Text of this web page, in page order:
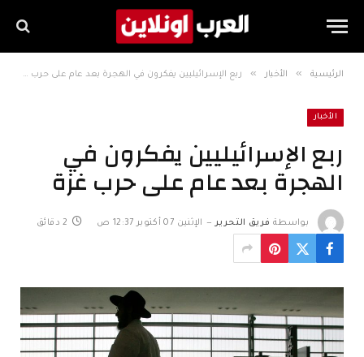
الرئيسية » الأخبار » ربع الإسرائيليين يفكرون في الهجرة بعد عام على حرب غزة
الأخبار
ربع الإسرائيليين يفكرون في
الهجرة بعد عام على حرب غزة
بواسطة فريق التحرير الإثنين 07 أكتوبر 12:37 ص 2 دقائق